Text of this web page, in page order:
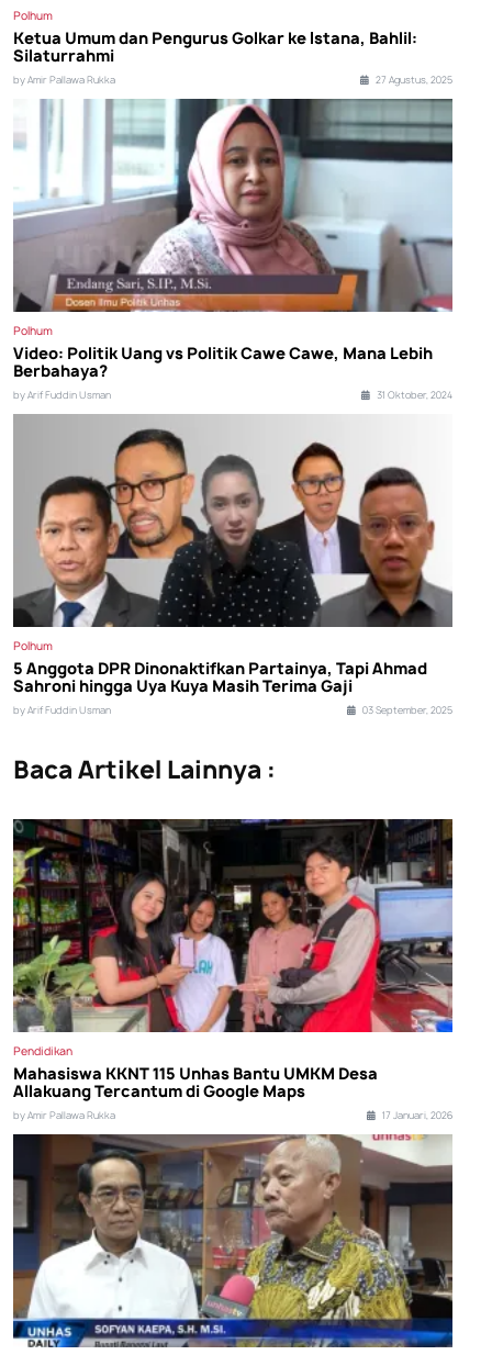
Polhum
Ketua Umum dan Pengurus Golkar ke Istana, Bahlil:
Silaturrahmi
by Amir Pallawa Rukka 27 Agustus, 2025
Polhum
Video: Politik Uang vs Politik Cawe Cawe, Mana Lebih
Berbahaya?
by Arif Fuddin Usman 31 Oktober, 2024
Polhum
5 Anggota DPR Dinonaktifkan Partainya, Tapi Ahmad
Sahroni hingga Uya Kuya Masih Terima Gaji
by Arif Fuddin Usman 03 September, 2025
Baca Artikel Lainnya :
Pendidikan
Mahasiswa KKNT 115 Unhas Bantu UMKM Desa
Allakuang Tercantum di Google Maps
by Amir Pallawa Rukka 17 Januari, 2026